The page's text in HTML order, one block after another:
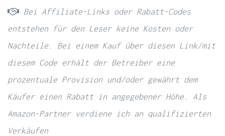
Bei Affiliate-Links oder Rabatt-Codes
entstehen für den Leser keine Kosten oder
Nachteile. Bei einem Kauf über diesen Link/mit
diesem Code erhält der Betreiber eine
prozentuale Provision und/oder gewährt dem
Käufer einen Rabatt in angegebener Höhe. Als
Amazon-Partner verdiene ich an qualifizierten
Verkäufen